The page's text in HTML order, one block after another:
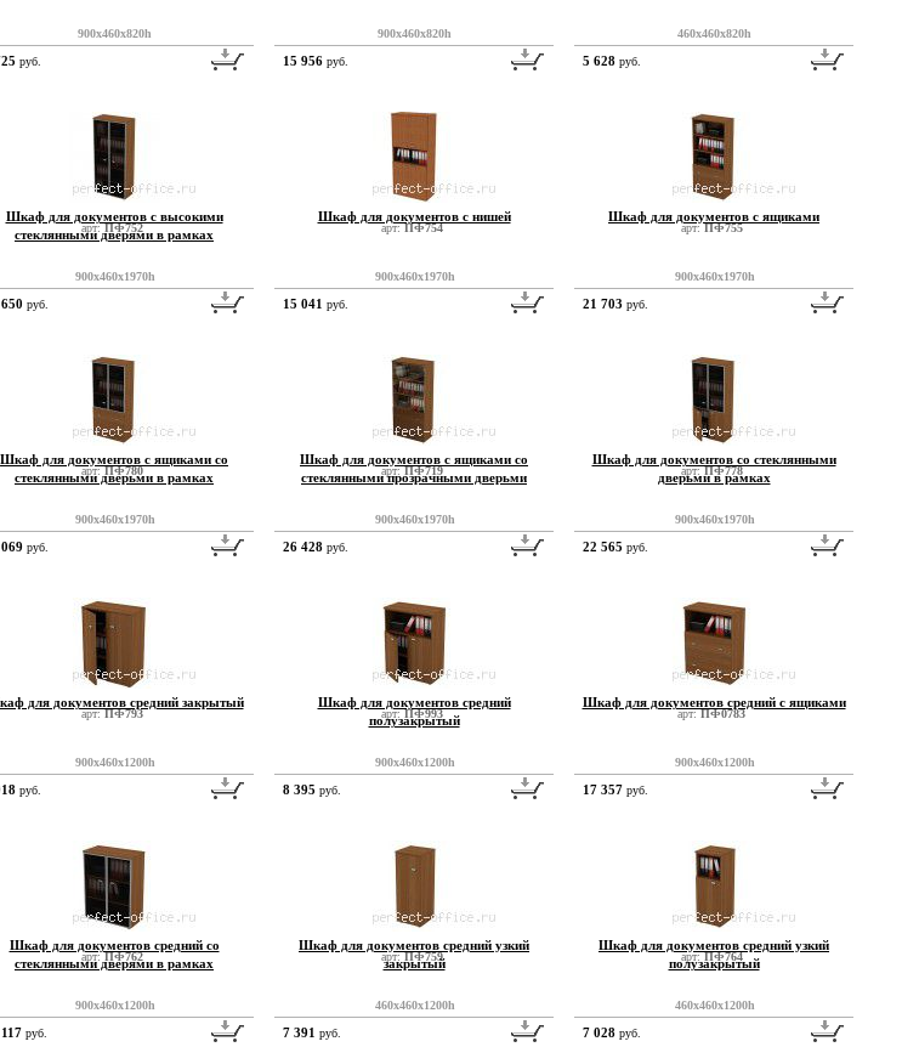
арт:ПФ752
900x460x820h
руб.
арт:ПФ754
900x460x820h
15 956 руб.
арт:ПФ755
460x460x820h
5 628 руб.
Шкаф для документов с высокими
стеклянными дверями в рамках
арт:ПФ780
900x460x1970h
руб.
Шкаф для документов с нишей
арт:ПФ719
900x460x1970h
15 041 руб.
Шкаф для документов с ящиками
арт:ПФ778
900x460x1970h
21 703 руб.
Шкаф для документов с ящиками со
стеклянными дверьми в рамках
арт:ПФ793
900x460x1970h
руб.
Шкаф для документов с ящиками со
стеклянными прозрачными дверьми
арт:ПФ993
900x460x1970h
26 428 руб.
Шкаф для документов со стеклянными
дверьми в рамках
арт:ПФ0783
900x460x1970h
22 565 руб.
для документов средний закрытый
арт:ПФ762
900x460x1200h
руб.
Шкаф для документов средний
полузакрытый
арт:ПФ759
900x460x1200h
8 395 руб.
Шкаф для документов средний с ящиками
арт:ПФ764
900x460x1200h
17 357 руб.
Шкаф для документов средний со
стеклянными дверями в рамках
900x460x1200h
руб.
Шкаф для документов средний узкий
закрытый
460x460x1200h
7 391 руб.
Шкаф для документов средний узкий
полузакрытый
460x460x1200h
7 028 руб.